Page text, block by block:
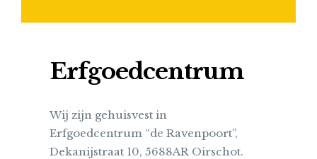
Erfgoedcentrum
Wij zijn gehuisvest in
Erfgoedcentrum “de Ravenpoort”,
Dekanijstraat 10, 5688AR Oirschot.